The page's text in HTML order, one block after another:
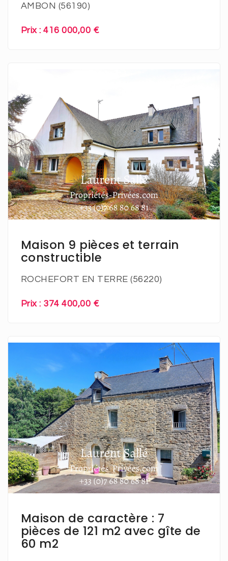
AMBON (56190)
Prix : 416 000,00 €
Maison 9 pièces et terrain
constructible
ROCHEFORT EN TERRE (56220)
Prix : 374 400,00 €
En savoir plus
Maison de caractère : 7
pièces de 121 m2 avec gîte de
60 m2
En savoir plus